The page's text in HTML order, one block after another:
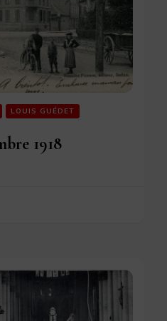
LOUIS GUÉDET
1918